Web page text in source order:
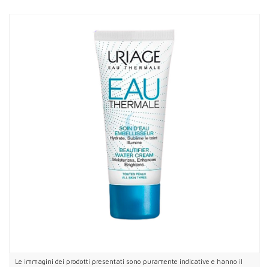
40ml
Le immagini dei prodotti presentati sono puramente indicative e hanno il